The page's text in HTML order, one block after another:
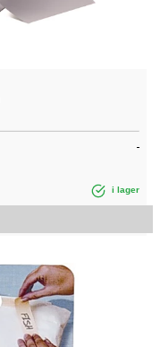
i lager